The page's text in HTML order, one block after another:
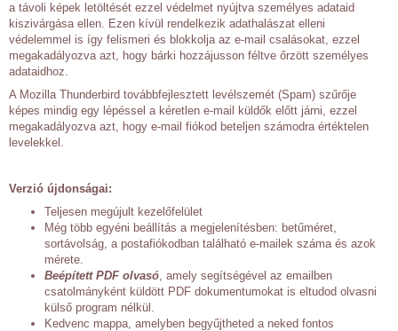
a távoli képek letöltését ezzel védelmet nyújtva személyes adataid
kiszivárgása ellen. Ezen kívül rendelkezik adathalászat elleni
védelemmel is így felismeri és blokkolja az e-mail csalásokat, ezzel
megakadályozva azt, hogy bárki hozzájusson féltve őrzött személyes
adataidhoz.
A Mozilla Thunderbird továbbfejlesztett levélszemét (Spam) szűrője
képes mindig egy lépéssel a kéretlen e-mail küldők előtt járni, ezzel
megakadályozva azt, hogy e-mail fiókod beteljen számodra értéktelen
levelekkel.
Verzió újdonságai:
Teljesen megújult kezelőfelület
Még több egyéni beállítás a megjelenítésben: betűméret,
sortávolság, a postafiókodban található e-mailek száma és azok
mérete.
Beépített PDF olvasó , amely segítségével az emailben
csatolmányként küldött PDF dokumentumokat is eltudod olvasni
külső program nélkül.
Kedvenc mappa, amelyben begyűjtheted a neked fontos